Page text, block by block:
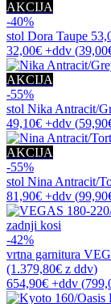
AKCIJA
-40%
stol Dora Taupe
32,00€ +ddv (
AKCIJA
-55%
stol Nika Antracit/
49,10€ +ddv (
AKCIJA
-55%
stol Nina Antracit/
81,90€ +ddv (
zadnji kosi
-42%
vrtna garnitura
(1.379,80€ z ddv)
654,90€ +ddv (